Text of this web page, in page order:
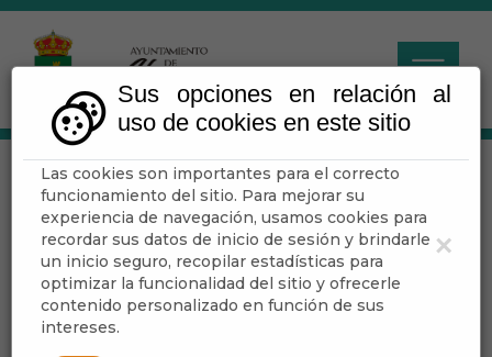
×
Sus opciones en relación al
uso de cookies en este sitio
Las cookies son importantes para el correcto
funcionamiento del sitio. Para mejorar su
experiencia de navegación, usamos cookies para
recordar sus datos de inicio de sesión y brindarle
un inicio seguro, recopilar estadísticas para
optimizar la funcionalidad del sitio y ofrecerle
contenido personalizado en función de sus
intereses.
XX FESTIVAL
PROVINCIAL DE
BANDAS DE MÚSICA
2018